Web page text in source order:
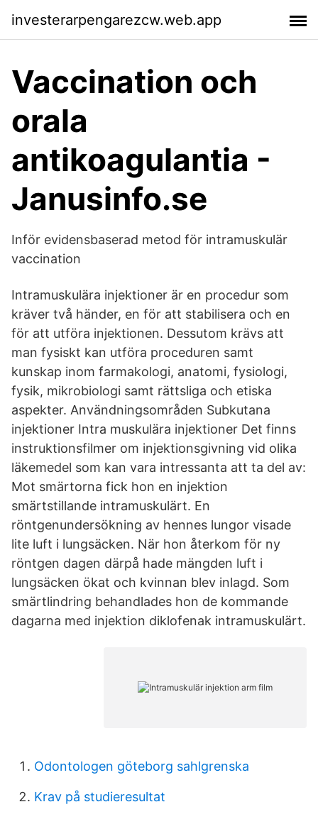
investerarpengarezcw.web.app
Vaccination och
orala
antikoagulantia -
Janusinfo.se
Inför evidensbaserad metod för intramuskulär
vaccination
Intramuskulära injektioner är en procedur som
kräver två händer, en för att stabilisera och en
för att utföra injektionen. Dessutom krävs att
man fysiskt kan utföra proceduren samt
kunskap inom farmakologi, anatomi, fysiologi,
fysik, mikrobiologi samt rättsliga och etiska
aspekter. Användningsområden Subkutana
injektioner Intra muskulära injektioner Det finns
instruktionsfilmer om injektionsgivning vid olika
läkemedel som kan vara intressanta att ta del av:
Mot smärtorna fick hon en injektion
smärtstillande intramuskulärt. En
röntgenundersökning av hennes lungor visade
lite luft i lungsäcken. När hon återkom för ny
röntgen dagen därpå hade mängden luft i
lungsäcken ökat och kvinnan blev inlagd. Som
smärtlindring behandlades hon de kommande
dagarna med injektion diklofenak intramuskulärt.
Odontologen göteborg sahlgrenska
Krav på studieresultat